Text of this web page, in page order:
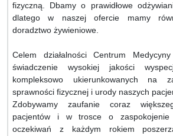
fizyczną. Dbamy o prawidłowe
dlatego w naszej ofercie mamy
doradztwo żywieniowe.
Celem działalności Centrum
świadczenie wysokiej jakości
kompleksowo ukierunkowanych na
sprawności fizycznej i urody naszych
Zdobywamy zaufanie coraz
pacjentów i w trosce o
oczekiwań z każdym rokiem